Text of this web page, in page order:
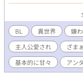
日を過ごした。 そし
況を理解してしまった
だから、みんなぼくの
いんだ） わずかに縋
てそんな俺を救うため
だ。 「いやいや、サフ
後悔した時にはもう遅
BL 異世界 嫌
主人公愛され
ざま
基本的に甘々
アン